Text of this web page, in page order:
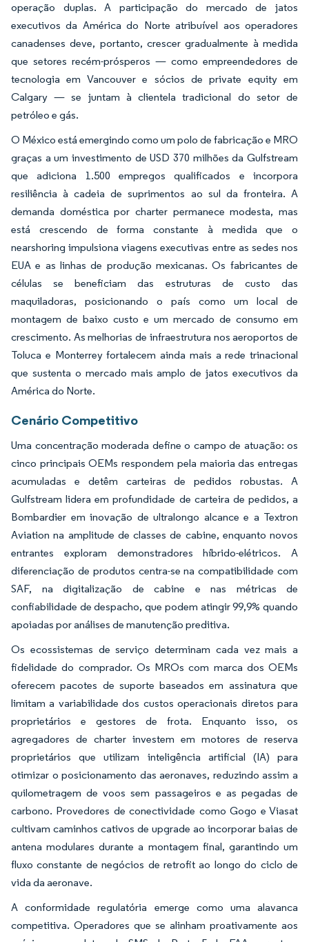
operação duplas. A participação do mercado de jatos
executivos da América do Norte atribuível aos operadores
canadenses deve, portanto, crescer gradualmente à medida
que setores recém-prósperos — como empreendedores de
tecnologia em Vancouver e sócios de private equity em
Calgary — se juntam à clientela tradicional do setor de
petróleo e gás.
O México está emergindo como um polo de fabricação e MRO
graças a um investimento de USD 370 milhões da Gulfstream
que adiciona 1.500 empregos qualificados e incorpora
resiliência à cadeia de suprimentos ao sul da fronteira. A
demanda doméstica por charter permanece modesta, mas
está crescendo de forma constante à medida que o
nearshoring impulsiona viagens executivas entre as sedes nos
EUA e as linhas de produção mexicanas. Os fabricantes de
células se beneficiam das estruturas de custo das
maquiladoras, posicionando o país como um local de
montagem de baixo custo e um mercado de consumo em
crescimento. As melhorias de infraestrutura nos aeroportos de
Toluca e Monterrey fortalecem ainda mais a rede trinacional
que sustenta o mercado mais amplo de jatos executivos da
América do Norte.
Cenário Competitivo
Uma concentração moderada define o campo de atuação: os
cinco principais OEMs respondem pela maioria das entregas
acumuladas e detêm carteiras de pedidos robustas. A
Gulfstream lidera em profundidade de carteira de pedidos, a
Bombardier em inovação de ultralongo alcance e a Textron
Aviation na amplitude de classes de cabine, enquanto novos
entrantes exploram demonstradores híbrido-elétricos. A
diferenciação de produtos centra-se na compatibilidade com
SAF, na digitalização de cabine e nas métricas de
confiabilidade de despacho, que podem atingir 99,9% quando
apoiadas por análises de manutenção preditiva.
Os ecossistemas de serviço determinam cada vez mais a
fidelidade do comprador. Os MROs com marca dos OEMs
oferecem pacotes de suporte baseados em assinatura que
limitam a variabilidade dos custos operacionais diretos para
proprietários e gestores de frota. Enquanto isso, os
agregadores de charter investem em motores de reserva
proprietários que utilizam inteligência artificial (IA) para
otimizar o posicionamento das aeronaves, reduzindo assim a
quilometragem de voos sem passageiros e as pegadas de
carbono. Provedores de conectividade como Gogo e Viasat
cultivam caminhos cativos de upgrade ao incorporar baias de
antena modulares durante a montagem final, garantindo um
fluxo constante de negócios de retrofit ao longo do ciclo de
vida da aeronave.
A conformidade regulatória emerge como uma alavanca
competitiva. Operadores que se alinham proativamente aos